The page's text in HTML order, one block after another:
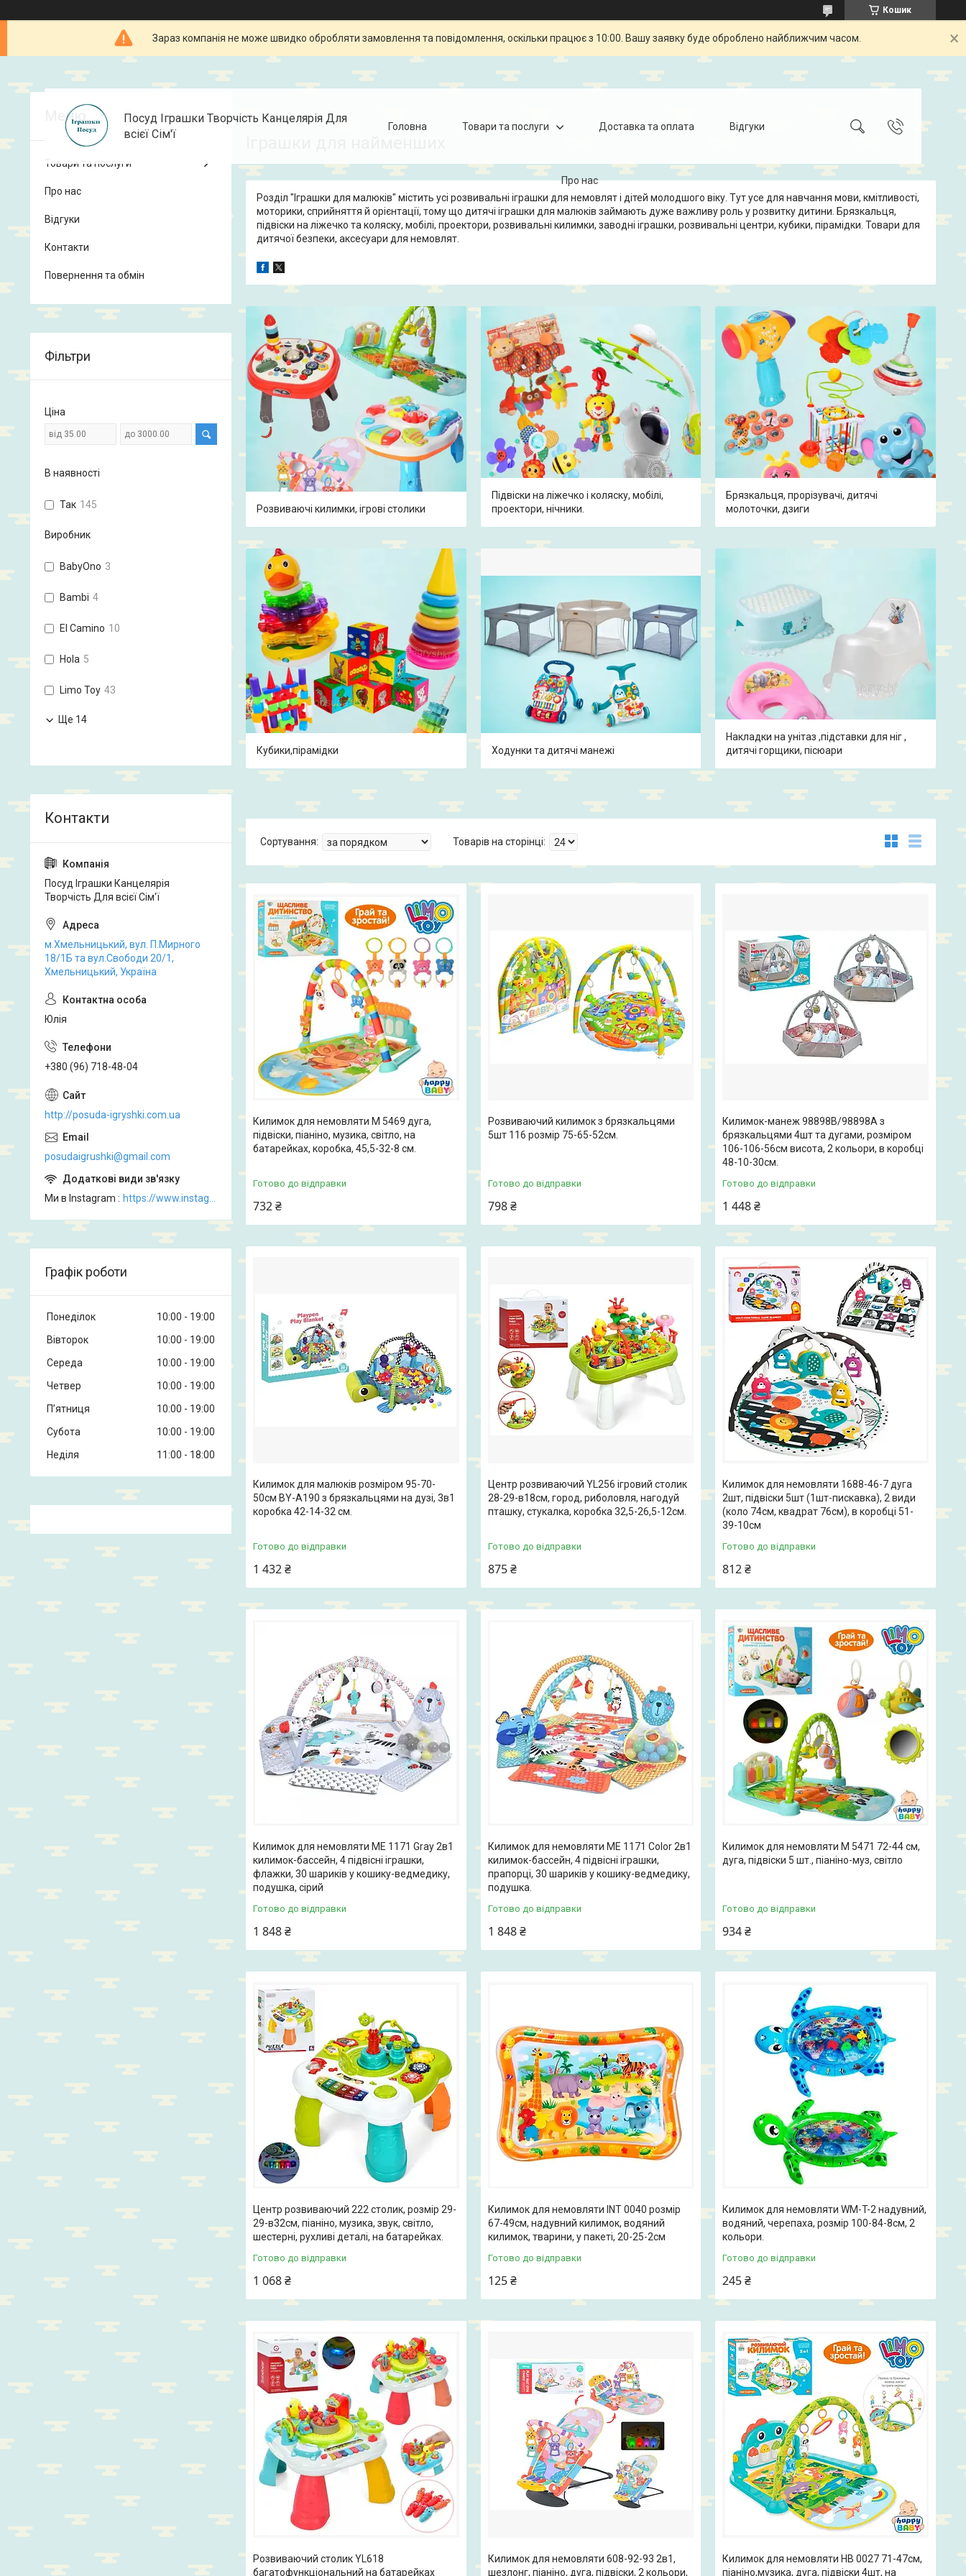
Кошик
Зараз компанія не може швидко обробляти замовлення та повідомлення, оскільки працює з 10:00. Вашу заявку буде оброблено найближчим часом.
Посуд Іграшки Творчість Канцелярія Для
всієї Сім'ї
Головна Товари та послуги Доставка та оплата Відгуки
Про нас
Розділ "Іграшки для малюків" містить усі розвивальні іграшки для немовлят і дітей молодшого віку. Тут усе для навчання мови, кмітливості,
моторики, сприйняття й орієнтації, тому що дитячі іграшки для малюків займають дуже важливу роль у розвитку дитини. Брязкальця,
підвіски на ліжечко та коляску, мобілі, проектори, розвивальні килимки, заводні іграшки, розвивальні центри, кубики, пірамідки. Товари для
дитячої безпеки, аксесуари для немовлят.
Розвиваючі килимки, ігрові столики
Підвіски на ліжечко і коляску, мобілі,
проектори, нічники.
Брязкальця, прорізувачі, дитячі
молоточки, дзиги
Кубики,пірамідки Ходунки та дитячі манежі
Накладки на унітаз ,підставки для ніг ,
дитячі горщики, пісюари
Килимок для немовляти М 5469 дуга,
підвіски, піаніно, музика, світло, на
батарейках, коробка, 45,5-32-8 см.
Готово до відправки
732 ₴
Розвиваючий килимок з брязкальцями
5шт 116 розмір 75-65-52см.
Готово до відправки
798 ₴
Килимок-манеж 98898B/98898A з
брязкальцями 4шт та дугами, розміром
106-106-56см висота, 2 кольори, в коробці
48-10-30см.
Готово до відправки
1 448 ₴
Килимок для малюків розміром 95-70-
50см BY-A190 з брязкальцями на дузі, 3в1
коробка 42-14-32 см.
Готово до відправки
1 432 ₴
Центр розвиваючий YL256 ігровий столик
28-29-в18см, город, риболовля, нагодуй
пташку, стукалка, коробка 32,5-26,5-12см.
Готово до відправки
875 ₴
Килимок для немовляти 1688-46-7 дуга
2шт, підвіски 5шт (1шт-пискавка), 2 види
(коло 74см, квадрат 76см), в коробці 51-
39-10см
Готово до відправки
812 ₴
Килимок для немовляти ME 1171 Gray 2в1
килимок-бассейн, 4 підвісні іграшки,
флажки, 30 шариків у кошику-ведмедику,
подушка, сірий
Готово до відправки
1 848 ₴
Килимок для немовляти ME 1171 Color 2в1
килимок-бассейн, 4 підвісні іграшки,
прапорці, 30 шариків у кошику-ведмедику,
подушка.
Готово до відправки
1 848 ₴
Килимок для немовляти M 5471 72-44 см,
дуга, підвіски 5 шт., піаніно-муз, світло
Готово до відправки
934 ₴
Центр розвиваючий 222 столик, розмір 29-
29-в32см, піаніно, музика, звук, світло,
шестерні, рухливі деталі, на батарейках.
Готово до відправки
1 068 ₴
Килимок для немовляти INT 0040 розмір
67-49см, надувний килимок, водяний
килимок, тварини, у пакеті, 20-25-2см
Готово до відправки
125 ₴
Килимок для немовляти WM-T-2 надувний,
водяний, черепаха, розмір 100-84-8см, 2
кольори.
Готово до відправки
245 ₴
Розвиваючий столик YL618
багатофункціональний на батарейках
Килимок для немовляти 608-92-93 2в1,
шезлонг, піаніно, дуга, підвіски, 2 кольори,
Килимок для немовляти HB 0027 71-47см,
піаніно,музика, дуга, підвіски 4шт, на
Товари та послуги
Про нас
Відгуки
Контакти
Повернення та обмін
Фільтри
Ціна
В наявності
Так 145
Виробник
BabyOno 3
Bambi 4
El Camino 10
Hola 5
Limo Toy 43
Ще 14
Посуд Іграшки Канцелярія
Творчість Для всієї Сім'ї
м.Хмельницький, вул. П.Мирного
18/1Б та вул.Свободи 20/1,
Хмельницький, Україна
Юлія
+380 (96) 718-48-04
http://posuda-igryshki.com.ua
posudaigrushki@gmail.com
Ми в Instagram
Графік роботи
Понеділок 10:00
19:00
Вівторок
10:00
19:00
Середа
10:00
19:00
Четвер
10:00
19:00
Пʼятниця
10:00
19:00
Субота
10:00
19:00
Неділя
11:00 18:00